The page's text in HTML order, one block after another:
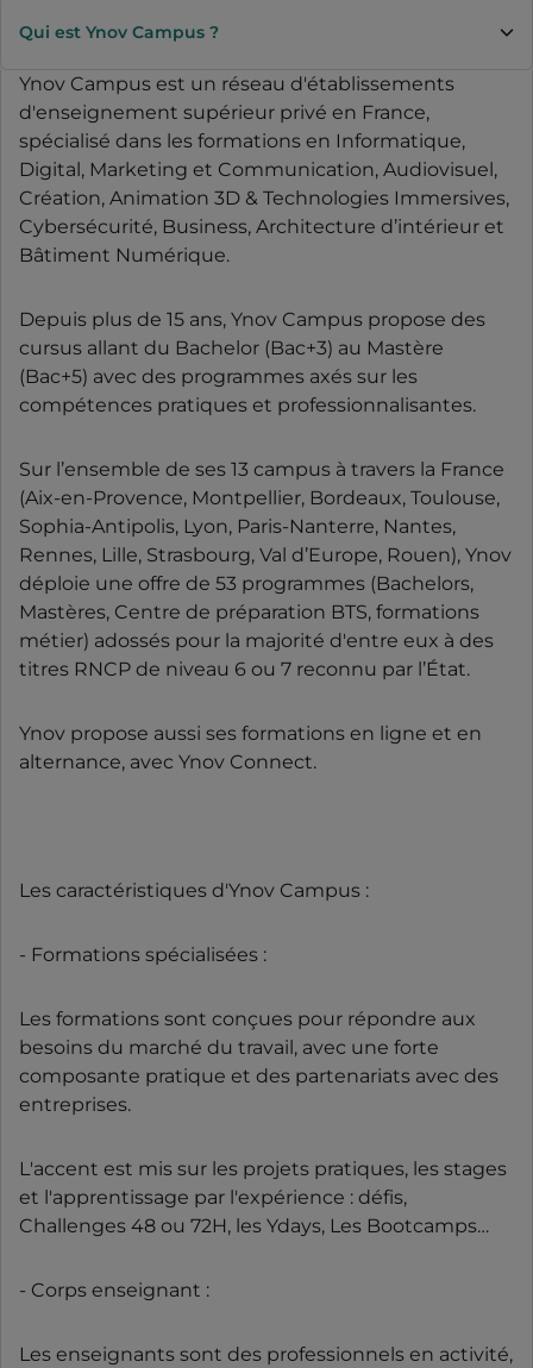
Qui est Ynov Campus ?
Ynov Campus est un réseau d'établissements
d'enseignement supérieur privé en France,
spécialisé dans les formations en Informatique,
Digital, Marketing et Communication, Audiovisuel,
Création, Animation 3D & Technologies Immersives,
Cybersécurité, Business, Architecture d’intérieur et
Bâtiment Numérique.
Depuis plus de 15 ans, Ynov Campus propose des
cursus allant du Bachelor (Bac+3) au Mastère
(Bac+5) avec des programmes axés sur les
compétences pratiques et professionnalisantes.
Sur l’ensemble de ses 13 campus à travers la France
(Aix-en-Provence, Montpellier, Bordeaux, Toulouse,
Sophia-Antipolis, Lyon, Paris-Nanterre, Nantes,
Rennes, Lille, Strasbourg, Val d’Europe, Rouen), Ynov
déploie une offre de 53 programmes (Bachelors,
Mastères, Centre de préparation BTS, formations
métier) adossés pour la majorité d'entre eux à des
titres RNCP de niveau 6 ou 7 reconnu par l’État.
Ynov propose aussi ses formations en ligne et en
alternance, avec Ynov Connect.
Les caractéristiques d'Ynov Campus :
- Formations spécialisées :
Les formations sont conçues pour répondre aux
besoins du marché du travail, avec une forte
composante pratique et des partenariats avec des
entreprises.
L'accent est mis sur les projets pratiques, les stages
et l'apprentissage par l'expérience : défis,
Challenges 48 ou 72H, les Ydays, Les Bootcamps…
- Corps enseignant :
Les enseignants sont des professionnels en activité,